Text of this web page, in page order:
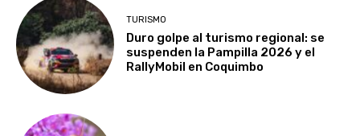
TURISMO
Duro golpe al turismo regional: se
suspenden la Pampilla 2026 y el
RallyMobil en Coquimbo